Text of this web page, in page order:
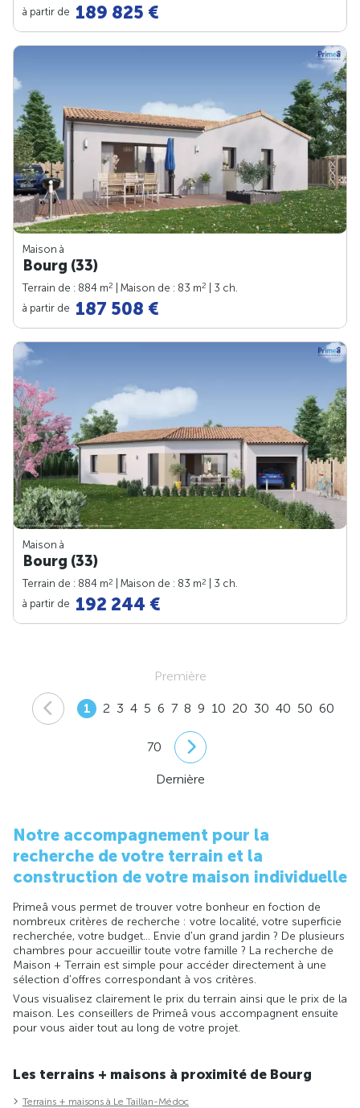
à partir de 189 825 €
Maison à
Bourg (33)
Terrain de : 884 m2 | Maison de : 83 m2
| 3 ch.
à partir de 187 508 €
Maison à
Bourg (33)
Terrain de : 884 m2 | Maison de : 83 m2
| 3 ch.
à partir de 192 244 €
Première
1 2 3 4 5 6 7 8 9 10 20 30 40 50 60
70
Dernière
Notre accompagnement pour la
recherche de votre terrain et la
construction de votre maison individuelle
Primeâ vous permet de trouver votre bonheur en foction de
nombreux critères de recherche : votre localité, votre superficie
recherchée, votre budget... Envie d'un grand jardin ? De plusieurs
chambres pour accueillir toute votre famille ? La recherche de
Maison + Terrain est simple pour accéder directement à une
sélection d'offres correspondant à vos critères.
Vous visualisez clairement le prix du terrain ainsi que le prix de la
maison. Les conseillers de Primeâ vous accompagnent ensuite
pour vous aider tout au long de votre projet.
Les terrains + maisons à proximité de Bourg
Terrains + maisons à Le Taillan-Médoc